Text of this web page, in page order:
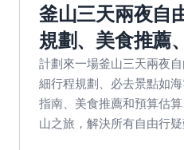
釜山三天兩夜自
規劃、美食推薦
計劃來一場釜山三天兩夜
細行程規劃、必去景點如
指南、美食推薦和預算估
山之旅，解決所有自由行疑